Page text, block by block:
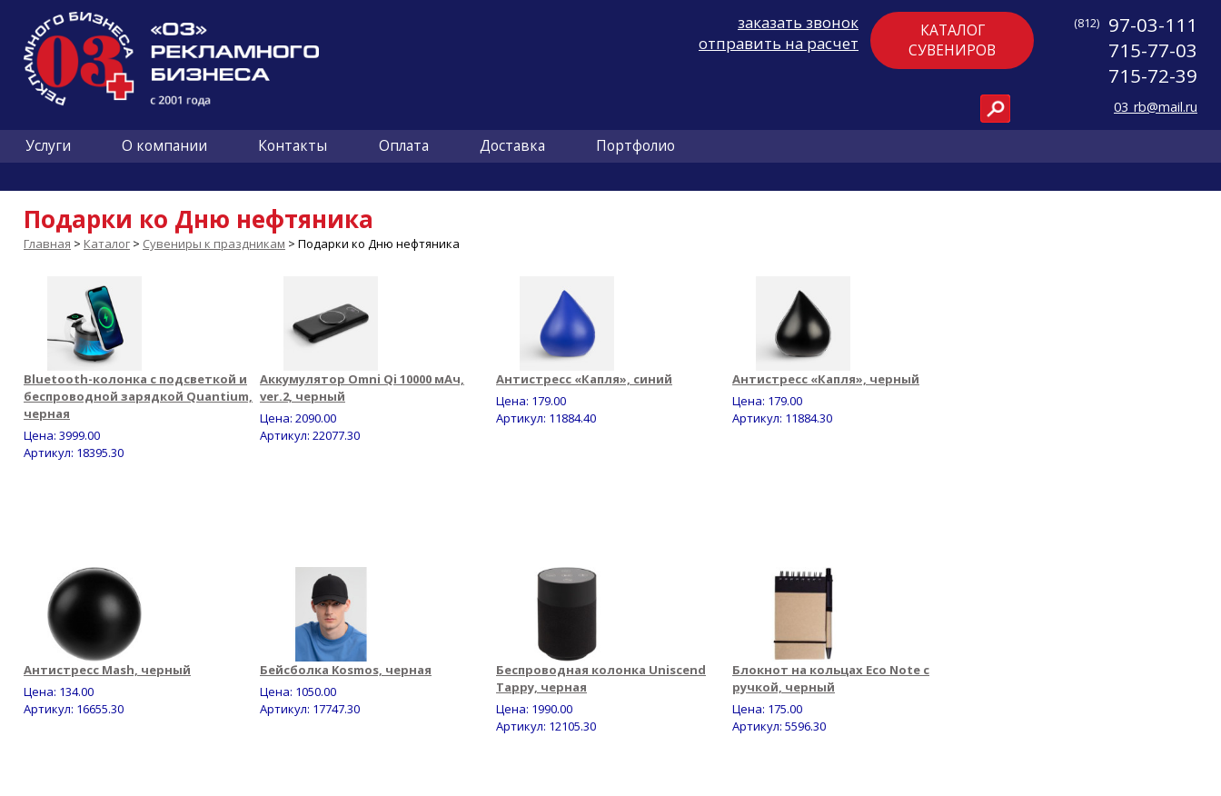
(812)
97-03-111
715-77-03
715-72-39
03_rb@mail.ru
КАТАЛОГ
СУВЕНИРОВ
заказать звонок
отправить на расчет
Услуги О компании Контакты Оплата Доставка Портфолио
Подарки ко Дню нефтяника
Главная > Каталог > Сувениры к праздникам > Подарки ко Дню нефтяника
Bluetooth-колонка с подсветкой и
беспроводной зарядкой Quantium,
черная
Цена: 3999.00
Артикул: 18395.30
Аккумулятор Omni Qi 10000 мАч,
ver.2, черный
Цена: 2090.00
Артикул: 22077.30
Антистресс «Капля», синий
Цена: 179.00
Артикул: 11884.40
Антистресс «Капля», черный
Цена: 179.00
Артикул: 11884.30
Антистресс Mash, черный
Цена: 134.00
Артикул: 16655.30
Бейсболка Kosmos, черная
Цена: 1050.00
Артикул: 17747.30
Беспроводная колонка Uniscend
Tappy, черная
Цена: 1990.00
Артикул: 12105.30
Блокнот на кольцах Eco Note с
ручкой, черный
Цена: 175.00
Артикул: 5596.30